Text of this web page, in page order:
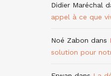
Didier Maréchal
appel à ce que
Noé Zabon dans
solution pour